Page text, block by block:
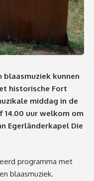
blaasmuziek kunnen
historische Fort
middag in de
14.00 uur welkom om
Egerländerkapel Die
programma met
blaasmuziek.